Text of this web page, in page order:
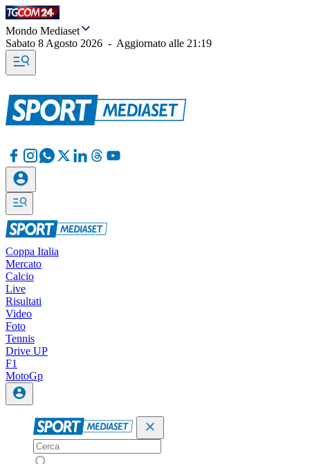
Mondo Mediaset
Sabato 8 Agosto 2026 - Aggiornato alle 21:19
Coppa Italia
Mercato
Calcio
Live
Risultati
Video
Foto
Tennis
Drive UP
F1
MotoGp